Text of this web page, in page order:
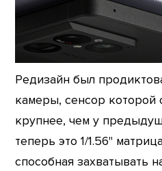
Редизайн был
камеры, сенсор которой
крупнее, чем у
теперь это 1/1.56"
способная захватывать